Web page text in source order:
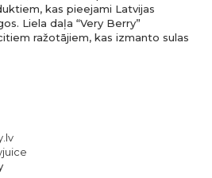
kas pieejami Latvijas
Liela daļa “Very Berry”
ražotājiem, kas izmanto sulas